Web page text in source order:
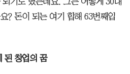
? 돈이 되는 여기 힙해 63번째입
된 창업의 꿈